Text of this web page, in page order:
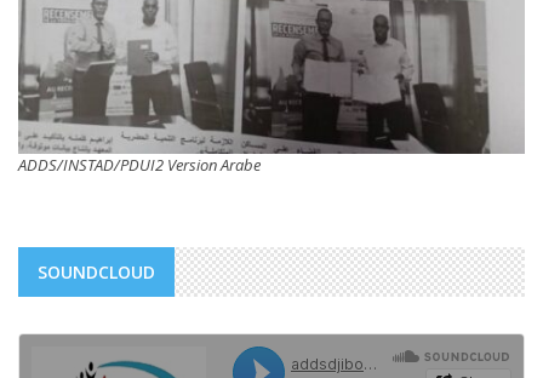
ADDS/INSTAD/PDUI2 Version Arabe
SOUNDCLOUD